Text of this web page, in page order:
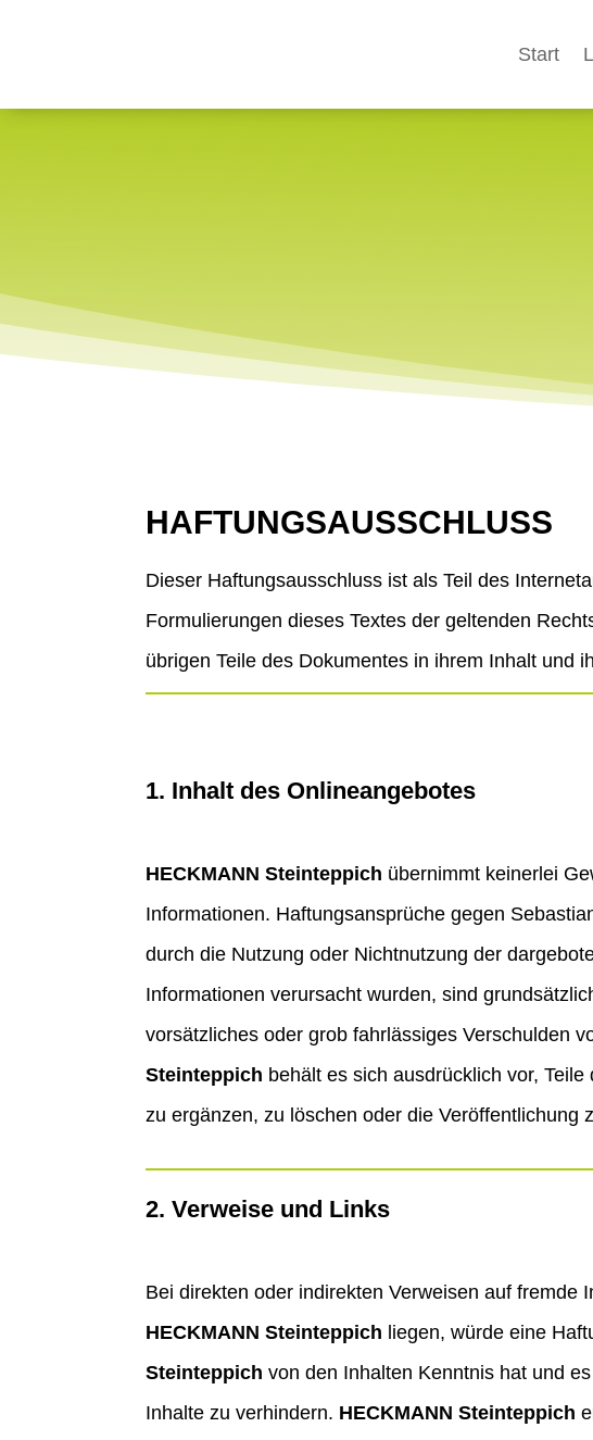
Start
HAFTUNGSAUSSCHLUSS
Dieser Haftungsausschluss ist als Teil des
Formulierungen dieses Textes der geltenden
übrigen Teile des Dokumentes in ihrem Inhalt und
1. Inhalt des Onlineangebotes
HECKMANN Steinteppich übernimmt keinerlei
Informationen. Haftungsansprüche gegen
durch die Nutzung oder Nichtnutzung der
Informationen verursacht wurden, sind
vorsätzliches oder grob fahrlässiges Verschulden
Steinteppich behält es sich ausdrücklich vor,
zu ergänzen, zu löschen oder die Veröffentlichung
2. Verweise und Links
Bei direkten oder indirekten Verweisen auf fremde
HECKMANN Steinteppich liegen, würde eine
Steinteppich von den Inhalten Kenntnis hat und
Inhalte zu verhindern. HECKMANN Steinteppich